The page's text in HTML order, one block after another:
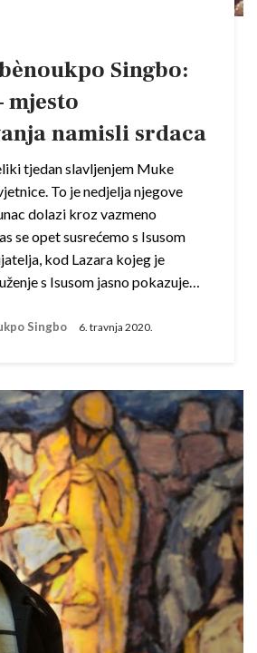
Singbo:
mjesto
namisli srdaca
tjedan slavljenjem Muke
To je nedjelja njegove
dolazi kroz vazmeno
se opet susrećemo s Isusom
kod Lazara kojeg je
s Isusom jasno pokazuje…
Singbo 6. travnja 2020.